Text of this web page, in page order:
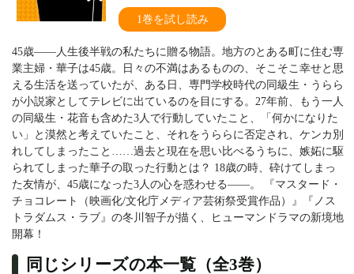
1巻を試し読み
45歳――人生後半戦の私たちに贈る物語。地方のとある町に住む専
業主婦・華子は45歳。日々の不満はあるものの、そこそこ幸せと思
える生活を送っていたが、ある日、専門学校時代の同級生・うらら
が小説家としてテレビに出ているのを目にする。27年前、もう一人
の同級生・花音も含めた3人で行動していたこと、「何かになりた
い」と漠然と考えていたこと、それをうららに否定され、ケンカ別
れしてしまったこと……過去と現在を思い比べるうちに、嫉妬に駆
られてしまった華子の取った行動とは？ 18歳の時、砕けてしまっ
た友情が、45歳になった3人の心を惑わせる――。 『マスタード・
チョコレート（映画化/文化庁メディア芸術祭受賞作品）』『ノス
トラダムス・ラブ』の冬川智子が描く、ヒューマンドラマの新境地
開幕！
同じシリーズの本一覧（全3巻）